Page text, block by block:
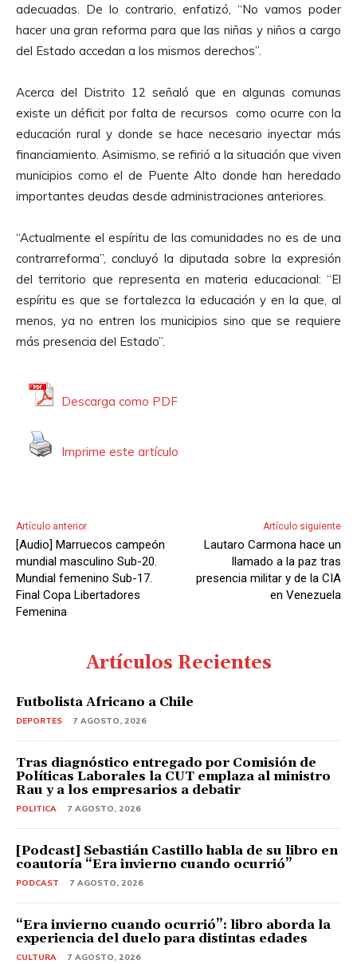
t
o
r
e
A
u
d
i
o
adecuadas. De lo contrario, enfatizó, “No vamos poder
hacer una gran reforma para que las niñas y niños a cargo
del Estado accedan a los mismos derechos”.
Acerca del Distrito 12 señaló que en algunas comunas
existe un déficit por falta de recursos como ocurre con la
educación rural y donde se hace necesario inyectar más
financiamiento. Asimismo, se refirió a la situación que viven
municipios como el de Puente Alto donde han heredado
importantes deudas desde administraciones anteriores.
“Actualmente el espíritu de las comunidades no es de una
contrarreforma”, concluyó la diputada sobre la expresión
del territorio que representa en materia educacional: “El
espíritu es que se fortalezca la educación y en la que, al
menos, ya no entren los municipios sino que se requiere
más presencia del Estado”.
Descarga como PDF
Imprime este artículo
Artículo anterior
[Audio] Marruecos campeón
mundial masculino Sub-20.
Mundial femenino Sub-17.
Final Copa Libertadores
Femenina
Artículo siguiente
Lautaro Carmona hace un
llamado a la paz tras
presencia militar y de la CIA
en Venezuela
Artículos Recientes
Futbolista Africano a Chile
DEPORTES 7 AGOSTO, 2026
Tras diagnóstico entregado por Comisión de
Políticas Laborales la CUT emplaza al ministro
Rau y a los empresarios a debatir
POLITICA 7 AGOSTO, 2026
[Podcast] Sebastián Castillo habla de su libro en
coautoría “Era invierno cuando ocurrió”
PODCAST 7 AGOSTO, 2026
“Era invierno cuando ocurrió”: libro aborda la
experiencia del duelo para distintas edades
CULTURA 7 AGOSTO, 2026